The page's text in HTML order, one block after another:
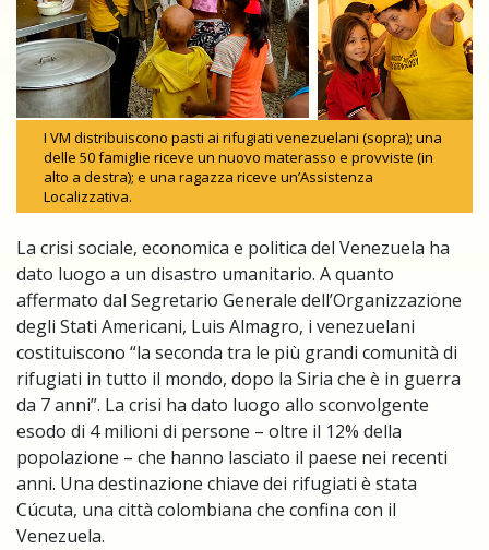
I VM distribuiscono pasti ai rifugiati venezuelani (sopra); una
delle 50 famiglie riceve un nuovo materasso e provviste (in
alto a destra); e una ragazza riceve un’Assistenza
Localizzativa.
La crisi sociale, economica e politica del Venezuela ha
dato luogo a un disastro umanitario. A quanto
affermato dal Segretario Generale dell’Organizzazione
degli Stati Americani, Luis Almagro, i venezuelani
costituiscono “la seconda tra le più grandi comunità di
rifugiati in tutto il mondo, dopo la Siria che è in guerra
da 7 anni”. La crisi ha dato luogo allo sconvolgente
esodo di 4 milioni di persone – oltre il 12% della
popolazione – che hanno lasciato il paese nei recenti
anni. Una destinazione chiave dei rifugiati è stata
Cúcuta, una città colombiana che confina con il
Venezuela.